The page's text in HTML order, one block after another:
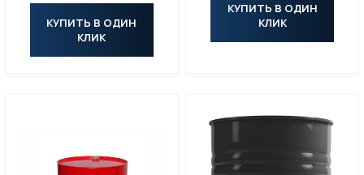
КУПИТЬ В ОДИН
КЛИК
КУПИТЬ В ОДИН
КЛИК
МАСЛА